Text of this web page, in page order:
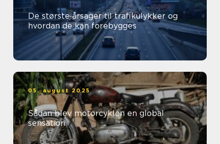
De største årsager til trafikulykker og
hvordan de kan forebygges
05. august 2025
Sådan blev motorcyklen en global
sensation